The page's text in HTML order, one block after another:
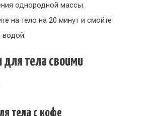
однородной массы.
на тело на 20 минут и смойте
водой.
для тела своими
тела с кофе